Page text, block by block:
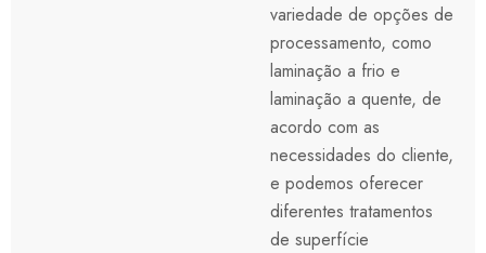
variedade de opções de
processamento, como
laminação a frio e
laminação a quente, de
acordo com as
necessidades do cliente,
e podemos oferecer
diferentes tratamentos
de superfície